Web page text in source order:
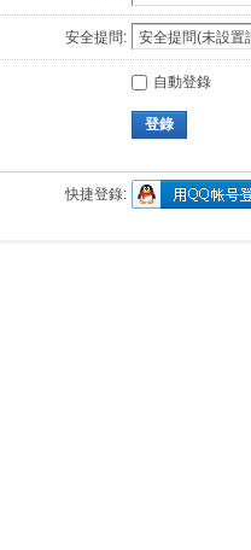
安全提問:
自動登錄
登錄
快捷登錄: